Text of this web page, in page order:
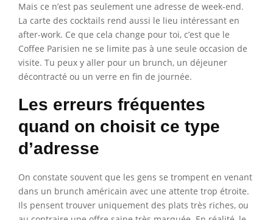
Mais ce n’est pas seulement une adresse de week-end.
La carte des cocktails rend aussi le lieu intéressant en
after-work. Ce que cela change pour toi, c’est que le
Coffee Parisien ne se limite pas à une seule occasion de
visite. Tu peux y aller pour un brunch, un déjeuner
décontracté ou un verre en fin de journée.
Les erreurs fréquentes
quand on choisit ce type
d’adresse
On constate souvent que les gens se trompent en venant
dans un brunch américain avec une attente trop étroite.
Ils pensent trouver uniquement des plats très riches, ou